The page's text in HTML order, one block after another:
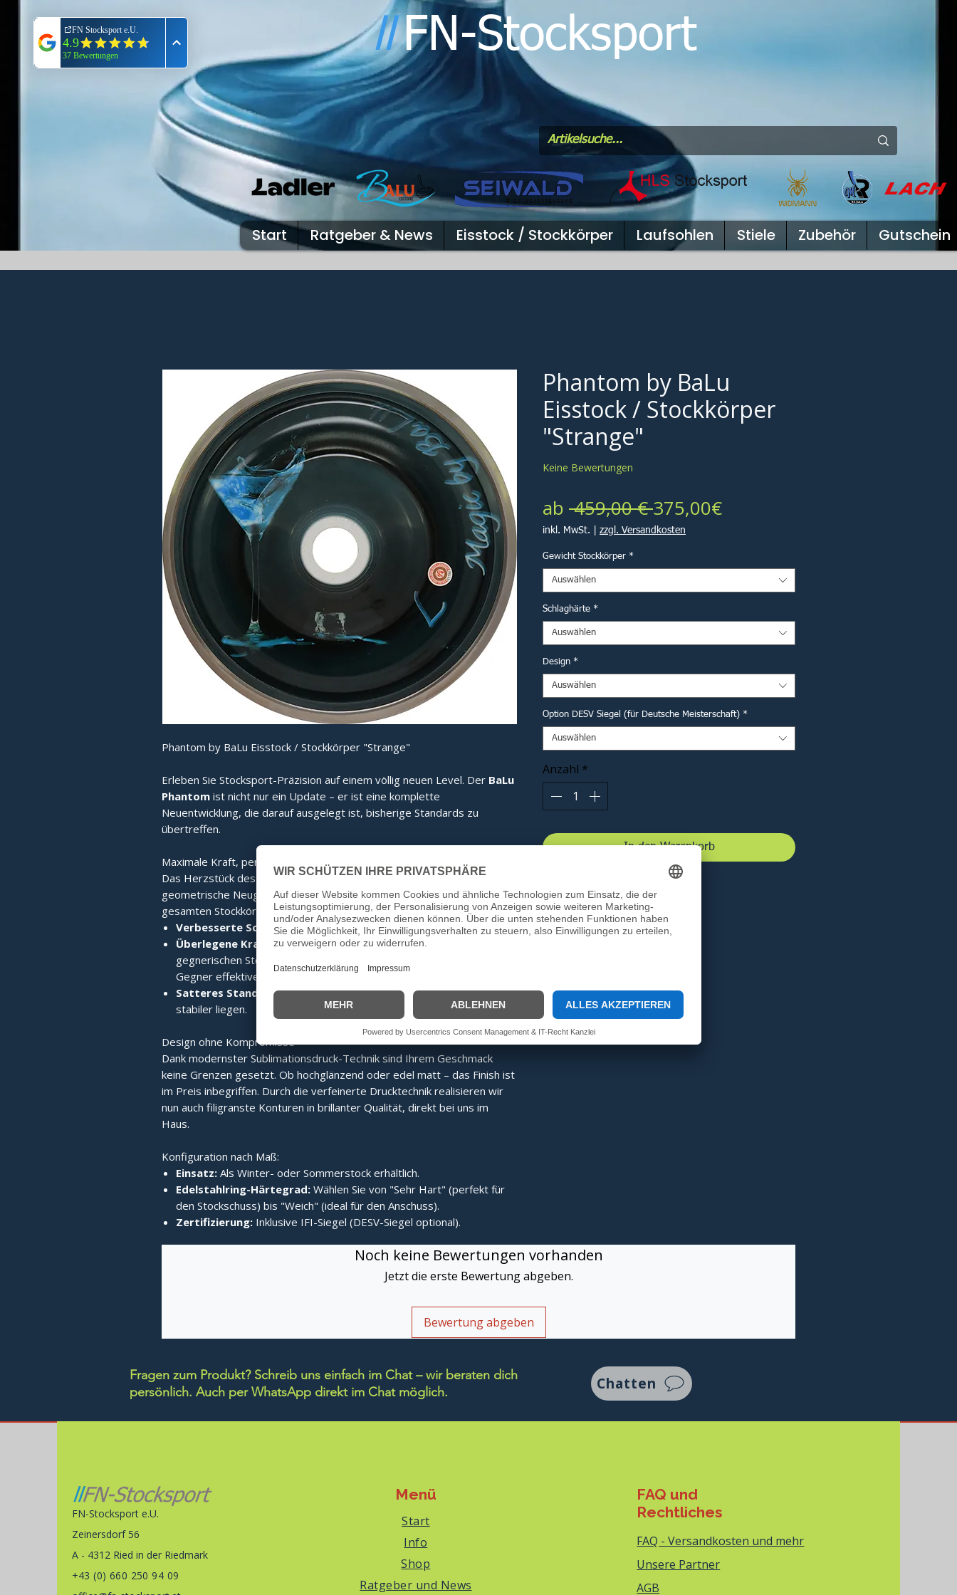
llFN-Stocksport
Start Ratgeber & News Eisstock / Stockkörper Laufsohlen Stiele Zubehör Gutschein
Phantom by BaLu Eisstock / Stockkörper "Strange"
Erleben Sie Stocksport-Präzision auf einem völlig neuen Level. Der BaLu
Phantom ist nicht nur ein Update – er ist eine komplette
Neuentwicklung, die darauf ausgelegt ist, bisherige Standards zu
übertreffen.
Maximale Kraft, perfekter Stand
Das Herzstück des Phantom ist seine revolutionäre Haubenform. Diese
geometrische Neugestaltung sorgt für eine optimale Kraftverteilung im
gesamten Stockkörper. Das Ergebnis spüren Sie bei jedem Schuss:
Verbesserte Schlagkraft:Die Energie wird effizienter gebündelt.
Überlegene Kraftübertragung:Beim Kontakt mit dem
gegnerischen Stock wird die Energie direkter übertragen, was den
Gegner effektiver verdrängt.
Satteres Standvermögen:Der Stock bleibt nach dem Treffer
stabiler liegen.
Design ohne Kompromisse
Dank modernster Sublimationsdruck-Technik sind Ihrem Geschmack
keine Grenzen gesetzt. Ob hochglänzend oder edel matt – das Finish ist
im Preis inbegriffen. Durch die verfeinerte Drucktechnik realisieren wir
nun auch filigranste Konturen in brillanter Qualität, direkt bei uns im
Haus.
Konfiguration nach Maß:
Einsatz: Als Winter- oder Sommerstock erhältlich.
Edelstahlring-Härtegrad: Wählen Sie von "Sehr Hart" (perfekt für
den Stockschuss) bis "Weich" (ideal für den Anschuss).
Zertifizierung: Inklusive IFI-Siegel (DESV-Siegel optional).
Phantom by BaLu
Eisstock / Stockkörper
"Strange"
Keine Bewertungen
ab 459,00 € Standardpreis
375,00€Sale-
inkl. MwSt. zzgl. Versandkosten
Gewicht Stockkörper *
Auswählen
Schlaghärte *
Auswählen
Design *
Auswählen
Option DESV Siegel (für Deutsche Meisterschaft) *
Auswählen
Anzahl *
In den Warenkorb
Noch keine Bewertungen vorhanden
Jetzt die erste Bewertung abgeben.
Bewertung abgeben
Fragen zum Produkt? Schreib uns einfach im Chat – wir beraten dich
persönlich. Auch per WhatsApp direkt im Chat möglich. Chatten
FN-Stocksport e.U.
Zeinersdorf 56
A - 4312 Ried in der Riedmark
+43 (0) 660 250 94 09
Menü
Start
Info
Shop
Ratgeber und News
FAQ und
Rechtliches
FAQ - Versandkosten und mehr
Unsere Partner
AGB